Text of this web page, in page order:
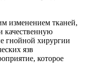
изменением тканей,
качественную
гнойной хирургии
язв
которое